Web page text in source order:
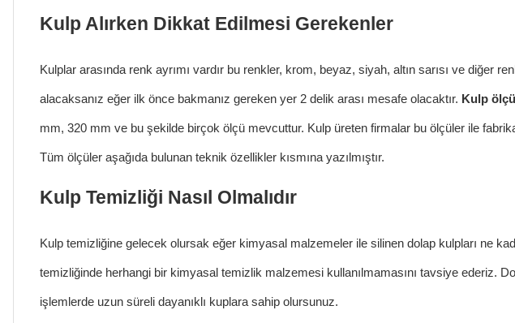
Kulp Alırken Dikkat Edilmesi Gerekenler
Kulplar arasında renk ayrımı vardır bu renkler, krom, beyaz, siyah, altın sarısı ve diğer
alacaksanız eğer ilk önce bakmanız gereken yer 2 delik arası mesafe olacaktır. Kulp
mm, 320 mm ve bu şekilde birçok ölçü mevcuttur. Kulp üreten firmalar bu ölçüler ile
Tüm ölçüler aşağıda bulunan teknik özellikler kısmına yazılmıştır.
Kulp Temizliği Nasıl Olmalıdır
Kulp temizliğine gelecek olursak eğer kimyasal malzemeler ile silinen dolap kulpları ne
temizliğinde herhangi bir kimyasal temizlik malzemesi kullanılmamasını tavsiye ederiz.
işlemlerde uzun süreli dayanıklı kuplara sahip olursunuz.